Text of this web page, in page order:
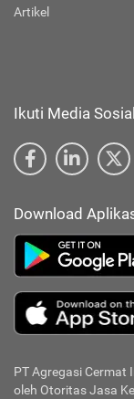
Artikel
Ikuti Media
Download
PT Agregasi Cermat
oleh Otoritas Jasa